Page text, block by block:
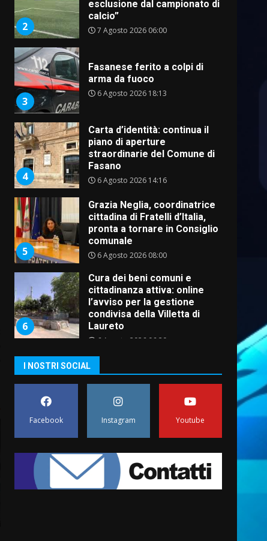
2
esclusione dal campionato di
calcio”
7 Agosto 2026 06:00
3
Fasanese ferito a colpi di
arma da fuoco
6 Agosto 2026 18:13
4
Carta d’identità: continua il
piano di aperture
straordinarie del Comune di
Fasano
6 Agosto 2026 14:16
5
Grazia Neglia, coordinatrice
cittadina di Fratelli d’Italia,
pronta a tornare in Consiglio
comunale
6 Agosto 2026 08:00
6
Cura dei beni comuni e
cittadinanza attiva: online
l’avviso per la gestione
condivisa della Villetta di
Laureto
6 Agosto 2026 06:20
prima assoluta de “L’Albergo
Belvedere. Il rapimento”
6 Agosto 2026 06:15
appuntamento con “Fasano in
Banda”
7 Agosto 2026 06:05
I NOSTRI SOCIAL
Facebook Instagram Youtube